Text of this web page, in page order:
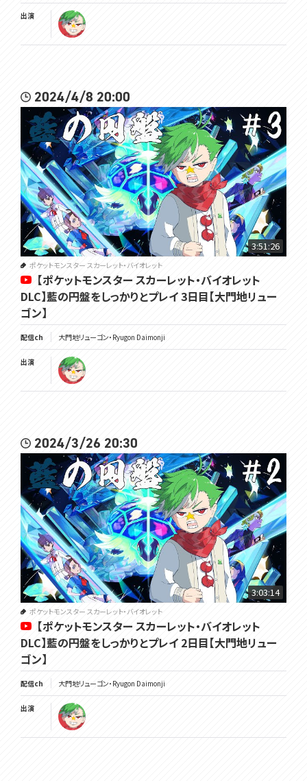
出演
2024/4/8 20:00
3:51:26
ポケットモンスター スカーレット・バイオレット
【ポケットモンスター スカーレット・バイオレット
DLC】藍の円盤をしっかりとプレイ 3日目【大門地リュー
ゴン】
配信ch 大門地リューゴン・Ryugon Daimonji
出演
2024/3/26 20:30
3:03:14
ポケットモンスター スカーレット・バイオレット
【ポケットモンスター スカーレット・バイオレット
DLC】藍の円盤をしっかりとプレイ 2日目【大門地リュー
ゴン】
配信ch 大門地リューゴン・Ryugon Daimonji
出演